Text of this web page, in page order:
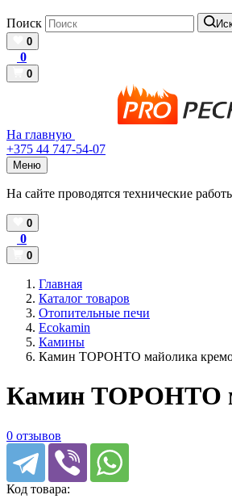
Поиск
0
0
0
На главную
+375 44 747-54-07
Меню
На сайте проводятся технические
0
0
0
Главная
Каталог товаров
Отопительные печи
Ecokamin
Камины
Камин ТОРОНТО майолика
Камин ТОРОНТО
0 отзывов
Код товара: